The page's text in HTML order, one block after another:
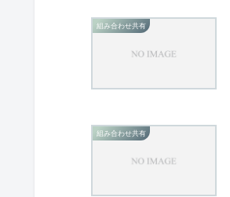
組み合わせ共有
組み合わせ共有